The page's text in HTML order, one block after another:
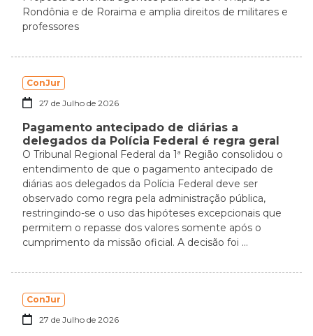
Rondônia e de Roraima e amplia direitos de militares e
professores
ConJur
27 de Julho de 2026
Pagamento antecipado de diárias a
delegados da Polícia Federal é regra geral
O Tribunal Regional Federal da 1ª Região consolidou o
entendimento de que o pagamento antecipado de
diárias aos delegados da Polícia Federal deve ser
observado como regra pela administração pública,
restringindo-se o uso das hipóteses excepcionais que
permitem o repasse dos valores somente após o
cumprimento da missão oficial. A decisão foi ...
ConJur
27 de Julho de 2026